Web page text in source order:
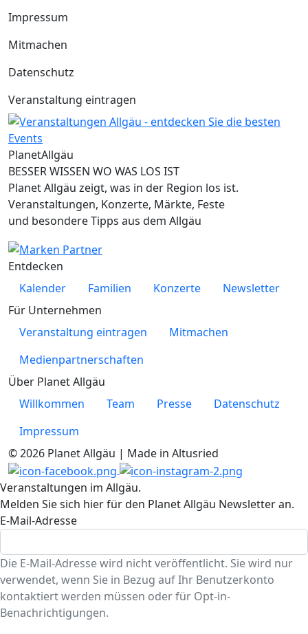
Impressum
Mitmachen
Datenschutz
Veranstaltung eintragen
PlanetAllgäu
BESSER WISSEN WO WAS LOS IST
Planet Allgäu zeigt, was in der Region los ist.
Veranstaltungen, Konzerte, Märkte, Feste
und besondere Tipps aus dem Allgäu
Entdecken
Kalender
Familien Konzerte
Newsletter
Für Unternehmen
Veranstaltung eintragen
Mitmachen
Medienpartnerschaften
Über Planet Allgäu
Willkommen
Team Presse
Datenschutz
Impressum
© 2026 Planet Allgäu | Made in Altusried
Veranstaltungen im Allgäu.
Melden Sie sich hier für den Planet Allgäu Newsletter an.
E-Mail-Adresse
Die E-Mail-Adresse wird nicht veröffentlicht. Sie wird nur
verwendet, wenn Sie in Bezug auf Ihr Benutzerkonto
kontaktiert werden müssen oder für Opt-in-
Benachrichtigungen.